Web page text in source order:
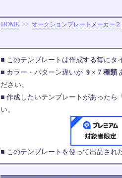
HOME >> オークションプレートメーカー２
■ このテンプレートは作成する毎にタ
■ カラー・パターン違いが 9 × 7 種類
ださい。
■ 作成したいテンプレートがあったら「
い。
■ このテンプレートを使って出品され